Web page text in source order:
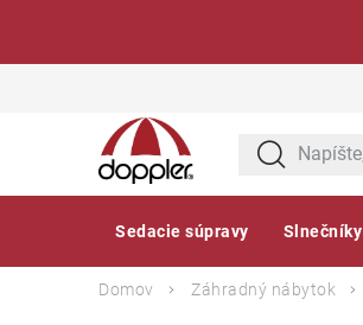
Sedacie súpravy Slnečníky
Domov Záhradný nábytok